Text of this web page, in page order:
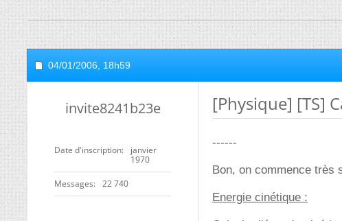
04/01/2006, 18h59
invite8241b23e
Date d'inscription
janvier
1970
Messages 22 740
[Physique] [TS]
------
Bon, on commence très
Energie cinétique :